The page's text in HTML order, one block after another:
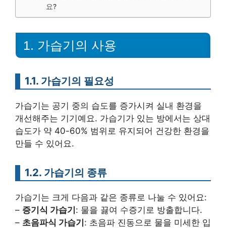
요?
1. 가습기의 사용
1.1. 가습기의 필요성
가습기는 공기 중의 습도를 증가시켜 실내 환경을
개선해주는 기기예요. 가습기가 있는 방에서는 상대
습도가 약 40-60% 범위로 유지되어 건강한 환경을
만들 수 있어요.
1.2. 가습기의 종류
가습기는 크게 다음과 같은 종류로 나눌 수 있어요:
– 증기식 가습기: 물을 끓여 수증기로 방출합니다.
– 초음파식 가습기: 초음파 진동으로 물을 미세한 입